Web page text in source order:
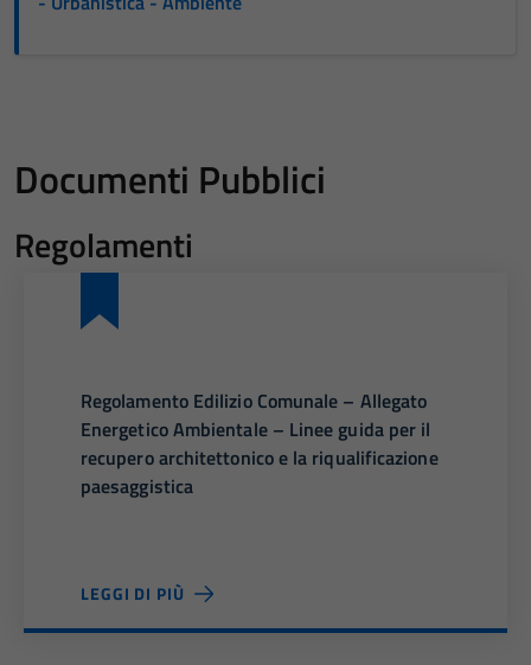
Documenti Pubblici
Regolamenti
Regolamento Edilizio Comunale – Allegato
Energetico Ambientale – Linee guida per il
recupero architettonico e la riqualificazione
paesaggistica
LEGGI DI PIÙ